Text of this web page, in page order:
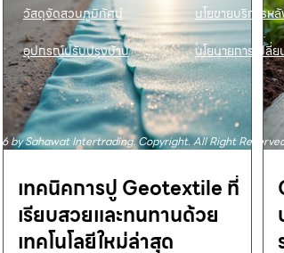
เทคนิคการปู Geotextile ที่
เรียบสวยและทนทานด้วย
เทคโนโลยีใหม่ล่าสุด
นโยขายบริการห
วัสดุจัดสวนภูมิทัศน์
นโยบายการเปลี่
อุปกรณ์ปรับปรุงบ้าน
by Sahawat Intertrading. Copyright. All Right